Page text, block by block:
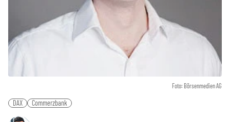
Foto: Börsenmedien AG
DAX Commerzbank